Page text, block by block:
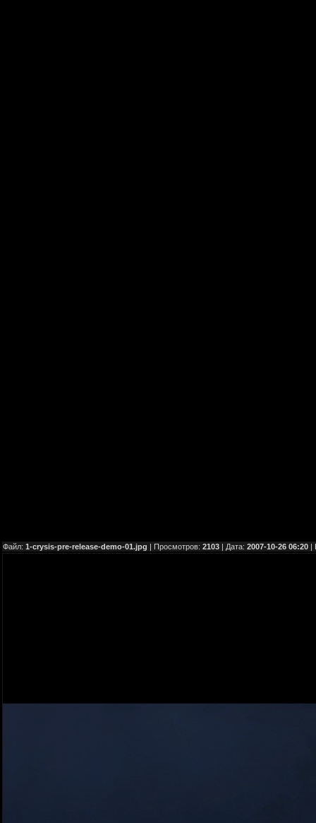
Файл: 1-crysis-pre-release-demo-01.jpg | Просмотров: 2103 | Дата: 2007-10-26 06:20 |